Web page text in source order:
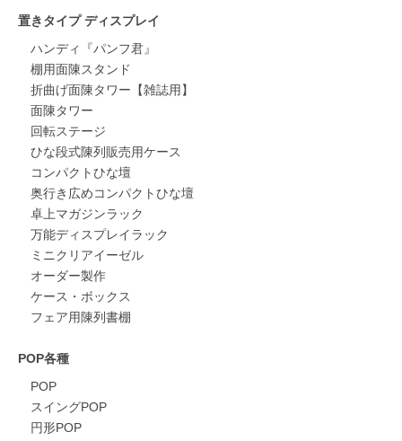
置きタイプ ディスプレイ
ハンディ『パンフ君』
棚用面陳スタンド
折曲げ面陳タワー【雑誌用】
面陳タワー
回転ステージ
ひな段式陳列販売用ケース
コンパクトひな壇
奥行き広めコンパクトひな壇
卓上マガジンラック
万能ディスプレイラック
ミニクリアイーゼル
オーダー製作
ケース・ボックス
フェア用陳列書棚
POP各種
POP
スイングPOP
円形POP